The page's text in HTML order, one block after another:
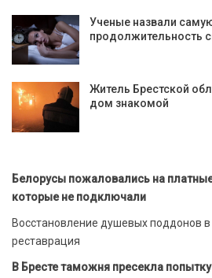
Ученые назвали
продолжительность
Житель Брестской
дом знакомой
Белорусы пожаловались на
которые не подключали
Восстановление душевых поддонов
реставрация
В Бресте таможня пресекла